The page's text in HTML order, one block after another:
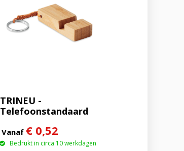
TRINEU -
Telefoonstandaard
Vanaf € 0,52
Bedrukt in circa 10 werkdagen